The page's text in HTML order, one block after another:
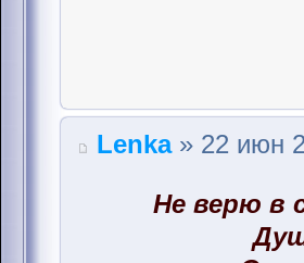
Lenka» 22 июн
Не верю в